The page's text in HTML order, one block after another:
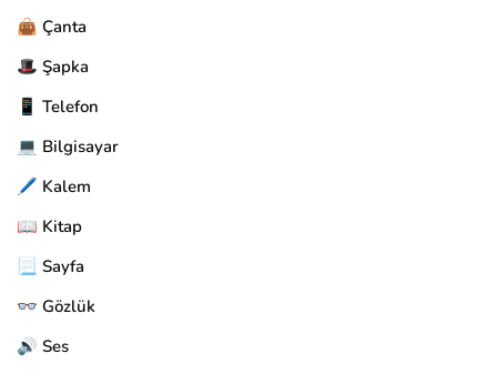
👜 Çanta
🎩 Şapka
📱 Telefon
💻 Bilgisayar
🖊️ Kalem
📖 Kitap
📃 Sayfa
👓 Gözlük
🔊 Ses